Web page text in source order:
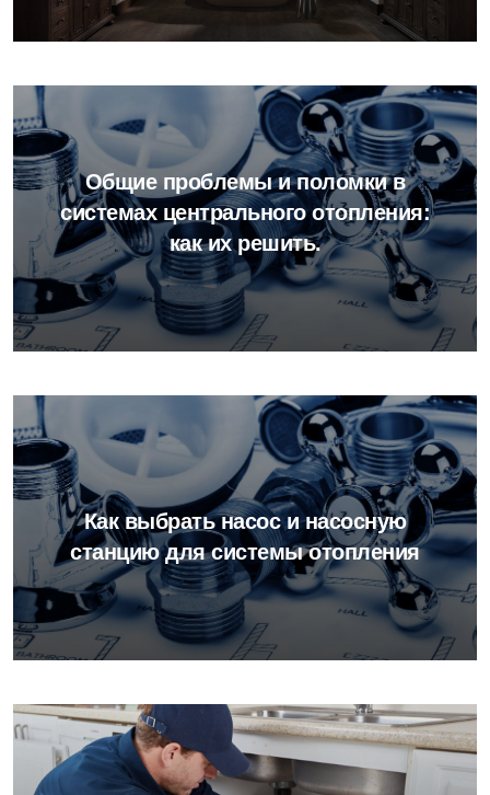
Общие проблемы и поломки в
системах центрального отопления:
как их решить.
Как выбрать насос и насосную
станцию для системы отопления